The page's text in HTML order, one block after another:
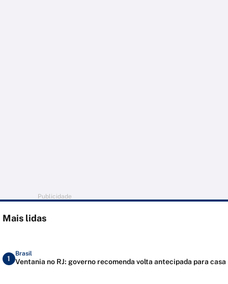
Publicidade
Mais lidas
1
Brasil
Ventania no RJ: governo recomenda volta antecipada para casa